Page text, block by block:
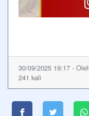
30/09/2025 19:17 -
241 kali